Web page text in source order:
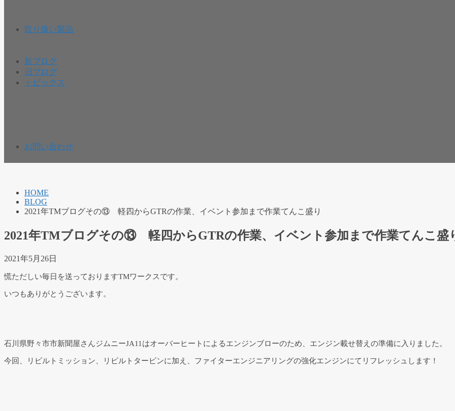
取り扱い製品
新ブログ
旧ブログ
トピックス
お問い合わせ
HOME
BLOG
2021年TMブログその⑬ 軽四からGTRの作業、イベント参加まで作業てんこ盛り
2021年TMブログその⑬ 軽四からGTRの作業、イベント参加まで作業てんこ盛
2021年5月26日
慌ただしい毎日を送っておりますTMワークスです。
いつもありがとうございます。
石川県野々市市新聞屋さんジムニーJA11はオーバーヒートによるエンジンブローのため、エンジン載せ替えの準備に入りました。
今回、リビルトミッション、リビルトタービンに加え、ファイターエンジニアリングの強化エンジンにてリフレッシュします！